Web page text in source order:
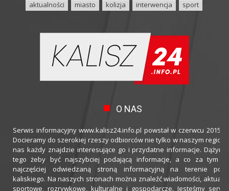
aktualności
miasto kolizja interwencja sport
O NAS
Serwis informacyjny www.kalisz24.info.pl powstał w czerwcu 2015
Docieramy do szerokiej rzeszy odbiorców nie tylko w naszym
nas każdy znajdzie interesujące go i przydatne informacje.
tego żeby być najszybciej podającą informacje, a co za tym
najczęściej odwiedzaną stroną informacyjną na terenie
kaliskiego. Na naszych stronach można znaleźć wiadomości,
sportowe, rozrywkowe, kulturalne i gospodarcze. Jesteśmy